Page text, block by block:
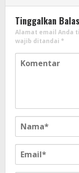
Tinggalkan
Alamat email Anda
wajib ditandai *